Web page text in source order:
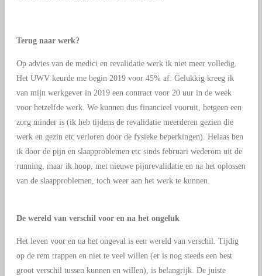
Terug naar werk?
Op advies van de medici en revalidatie werk ik niet meer volledig.
Het UWV keurde me begin 2019 voor 45% af. Gelukkig kreeg ik
van mijn werkgever in 2019 een contract voor 20 uur in de week
voor hetzelfde werk. We kunnen dus financieel vooruit, hetgeen een
zorg minder is (ik heb tijdens de revalidatie meerderen gezien die
werk en gezin etc verloren door de fysieke beperkingen). Helaas ben
ik door de pijn en slaapproblemen etc sinds februari wederom uit de
running, maar ik hoop, met nieuwe pijnrevalidatie en na het oplossen
van de slaapproblemen, toch weer aan het werk te kunnen.
De wereld van verschil voor en na het ongeluk
Het leven voor en na het ongeval is een wereld van verschil. Tijdig
op de rem trappen en niet te veel willen (er is nog steeds een best
groot verschil tussen kunnen en willen), is belangrijk. De juiste